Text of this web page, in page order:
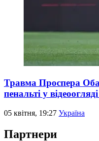
Травма Проспера Обa
пенальті у
05 квітня, 19:27 Україна
Партнери